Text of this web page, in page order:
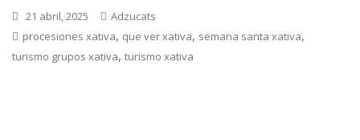
21 abril, 2025
Adzucats
procesiones xativa, que ver xativa, semana santa xativa,
turismo grupos xativa, turismo xativa